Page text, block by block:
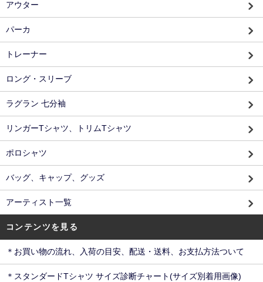
アウター
パーカ
トレーナー
ロング・スリーブ
ラグラン 七分袖
リンガーTシャツ、トリムTシャツ
ポロシャツ
バッグ、キャップ、グッズ
アーティスト一覧
コンテンツを見る
＊お買い物の流れ、入荷の目安、配送・送料、お支払方法ついて
＊スタンダードTシャツ サイズ診断チャート(サイズ別着用画像)